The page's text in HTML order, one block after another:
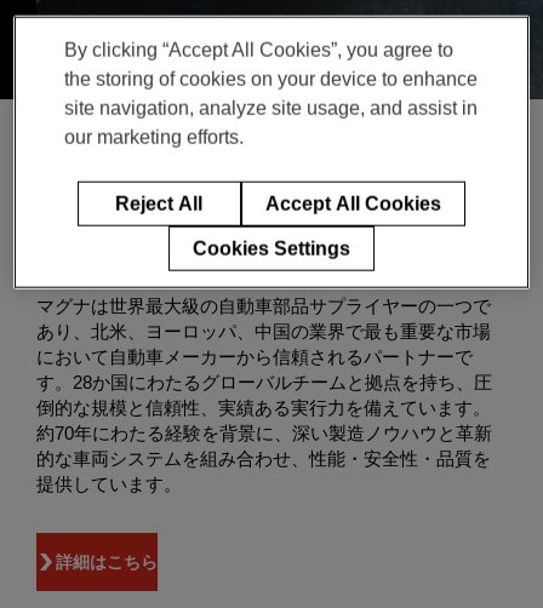
についてMagna
マグナは世界最大級の自動車部品サプライヤーの一つで
あり、北米、ヨーロッパ、中国の業界で最も重要な市場
において自動車メーカーから信頼されるパートナーで
す。28か国にわたるグローバルチームと拠点を持ち、圧
倒的な規模と信頼性、実績ある実行力を備えています。
約70年にわたる経験を背景に、深い製造ノウハウと革新
的な車両システムを組み合わせ、性能・安全性・品質を
提供しています。
詳細はこちら
By clicking “Accept All Cookies”, you agree to
the storing of cookies on your device to enhance
site navigation, analyze site usage, and assist in
our marketing efforts.
Reject All Accept All Cookies
Cookies Settings